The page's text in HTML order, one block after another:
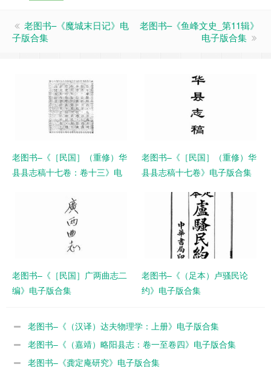
老图书–《魔城末日记》电
子版合集
老图书–《鱼峰文史_第11辑》
电子版合集
老图书–《［民国］（重修）华
县县志稿十七卷：卷十三》电
老图书–《［民国］（重修）华
县县志稿十七卷》电子版合集
老图书–《［民国］广两曲志二
编》电子版合集
老图书–《（足本）卢骚民论
约》电子版合集
老图书–《（汉译）达夫物理学：上册》电子版合集
老图书–《（嘉靖）略阳县志：卷一至卷四》电子版合集
老图书–《龚定庵研究》电子版合集